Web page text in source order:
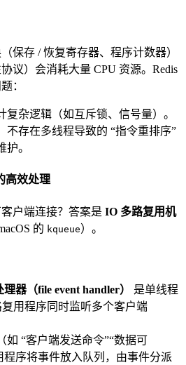
保存 / 恢复寄存器、程序计数器）
议）会消耗大量 CPU 资源。Redis
：
复杂逻辑（如互斥锁、信号量）。
不存在多线程导致的 “指令重排序”
护。
高效处理
户端连接？答案是 IO 多路复用机
的 kqueue）。
器（file event handler）
是单线程
用程序同时监听多个客户端
如 “客户端发送命令”“数据可
程序将事件放入队列，由事件分派